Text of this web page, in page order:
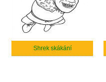
Shrek skákání